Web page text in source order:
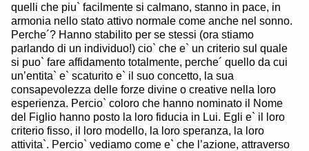
quelli che piu` facilmente si calmano, stanno in pace, in
armonia nello stato attivo normale come anche nel sonno.
Perche´? Hanno stabilito per se stessi (ora stiamo
parlando di un individuo!) cio` che e` un criterio sul quale
si puo` fare affidamento totalmente, perche´ quello da cui
un’entita` e` scaturito e` il suo concetto, la sua
consapevolezza delle forze divine o creative nella loro
esperienza. Percio` coloro che hanno nominato il Nome
del Figlio hanno posto la loro fiducia in Lui. Egli e` il loro
criterio fisso, il loro modello, la loro speranza, la loro
attivita`. Percio` vediamo come e` che l’azione, attraverso